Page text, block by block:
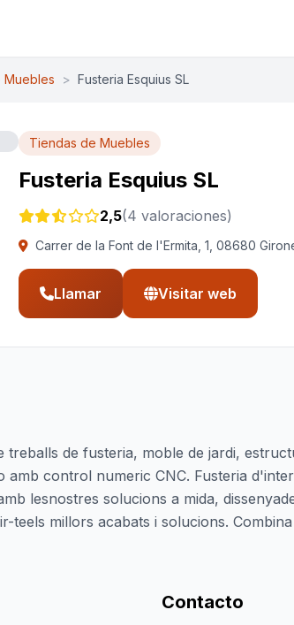
Muebles > Fusteria Esquius SL
Tiendas de Muebles
Fusteria Esquius SL
2,5(4 valoraciones)
Carrer de la Font de l'Ermita, 1, 08680
Llamar Visitar web
treballs de fusteria, moble de jardi,
amb control numeric CNC. Fusteria
lesnostres solucions a mida,
teels millors acabats i solucions.
Contacto